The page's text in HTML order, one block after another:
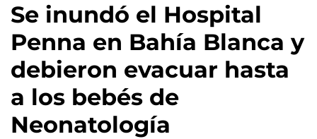
Se inundó el Hospital
Penna en Bahía Blanca y
debieron evacuar hasta
a los bebés de
Neonatología